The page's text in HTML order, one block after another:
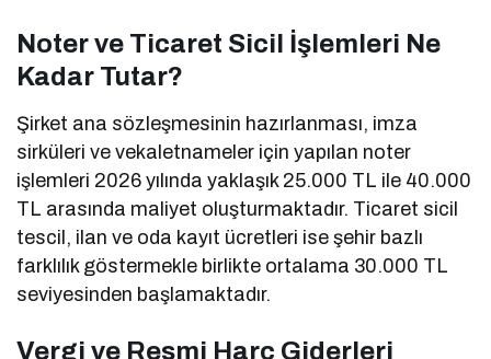
Noter ve Ticaret Sicil İşlemleri Ne
Kadar Tutar?
Şirket ana sözleşmesinin hazırlanması, imza
sirküleri ve vekaletnameler için yapılan noter
işlemleri 2026 yılında yaklaşık 25.000 TL ile 40.000
TL arasında maliyet oluşturmaktadır. Ticaret sicil
tescil, ilan ve oda kayıt ücretleri ise şehir bazlı
farklılık göstermekle birlikte ortalama 30.000 TL
seviyesinden başlamaktadır.
Vergi ve Resmi Harç Giderleri